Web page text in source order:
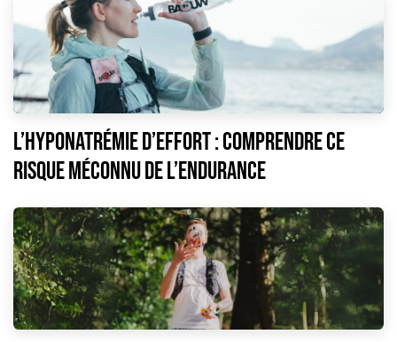
L’hyponatrémie d’effort : comprendre ce
risque méconnu de l’endurance